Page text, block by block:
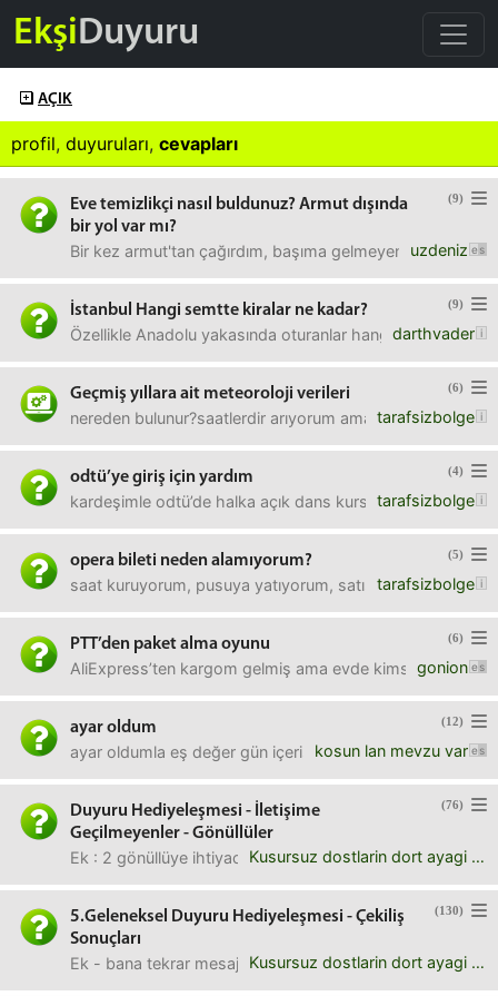
EkşiDuyuru
AÇIK
profil, duyuruları, cevapları
(9)
Eve temizlikçi nasıl buldunuz? Armut dışında
bir yol var mı?
uzdeniz
Bir kez armut'tan çağırdım, başıma gelmeyen kalmadı.
(9)
İstanbul Hangi semtte kiralar ne kadar?
darthvader
Özellikle Anadolu yakasında oturanlar hangi semtte ne
(6)
Geçmiş yıllara ait meteoroloji verileri
tarafsizbolge
nereden bulunur?saatlerdir arıyorum ama bulamıyorum.
(4)
odtü’ye giriş için yardım
tarafsizbolge
kardeşimle odtü’de halka açık dans kursuna(Swing 1)
(5)
opera bileti neden alamıyorum?
tarafsizbolge
saat kuruyorum, pusuya yatıyorum, satış başlar
(6)
PTT’den paket alma oyunu
gonion
AliExpress’ten kargom gelmiş ama evde kimse yok diye
(12)
ayar oldum
kosun lan mevzu var
ayar oldumla eş değer gün içerisinde kullandığınız kalıpları
(76)
Duyuru Hediyeleşmesi - İletişime
Geçilmeyenler - Gönüllüler
Kusursuz dostlarin dort ayagi vardir
Ek : 2 gönüllüye ihtiyacımız var kitap gönderisinde.
(130)
5.Geleneksel Duyuru Hediyeleşmesi - Çekiliş
Sonuçları
Kusursuz dostlarin dort ayagi vardir
Ek - bana tekrar mesaj atıp "bana x çıkmış " demenize